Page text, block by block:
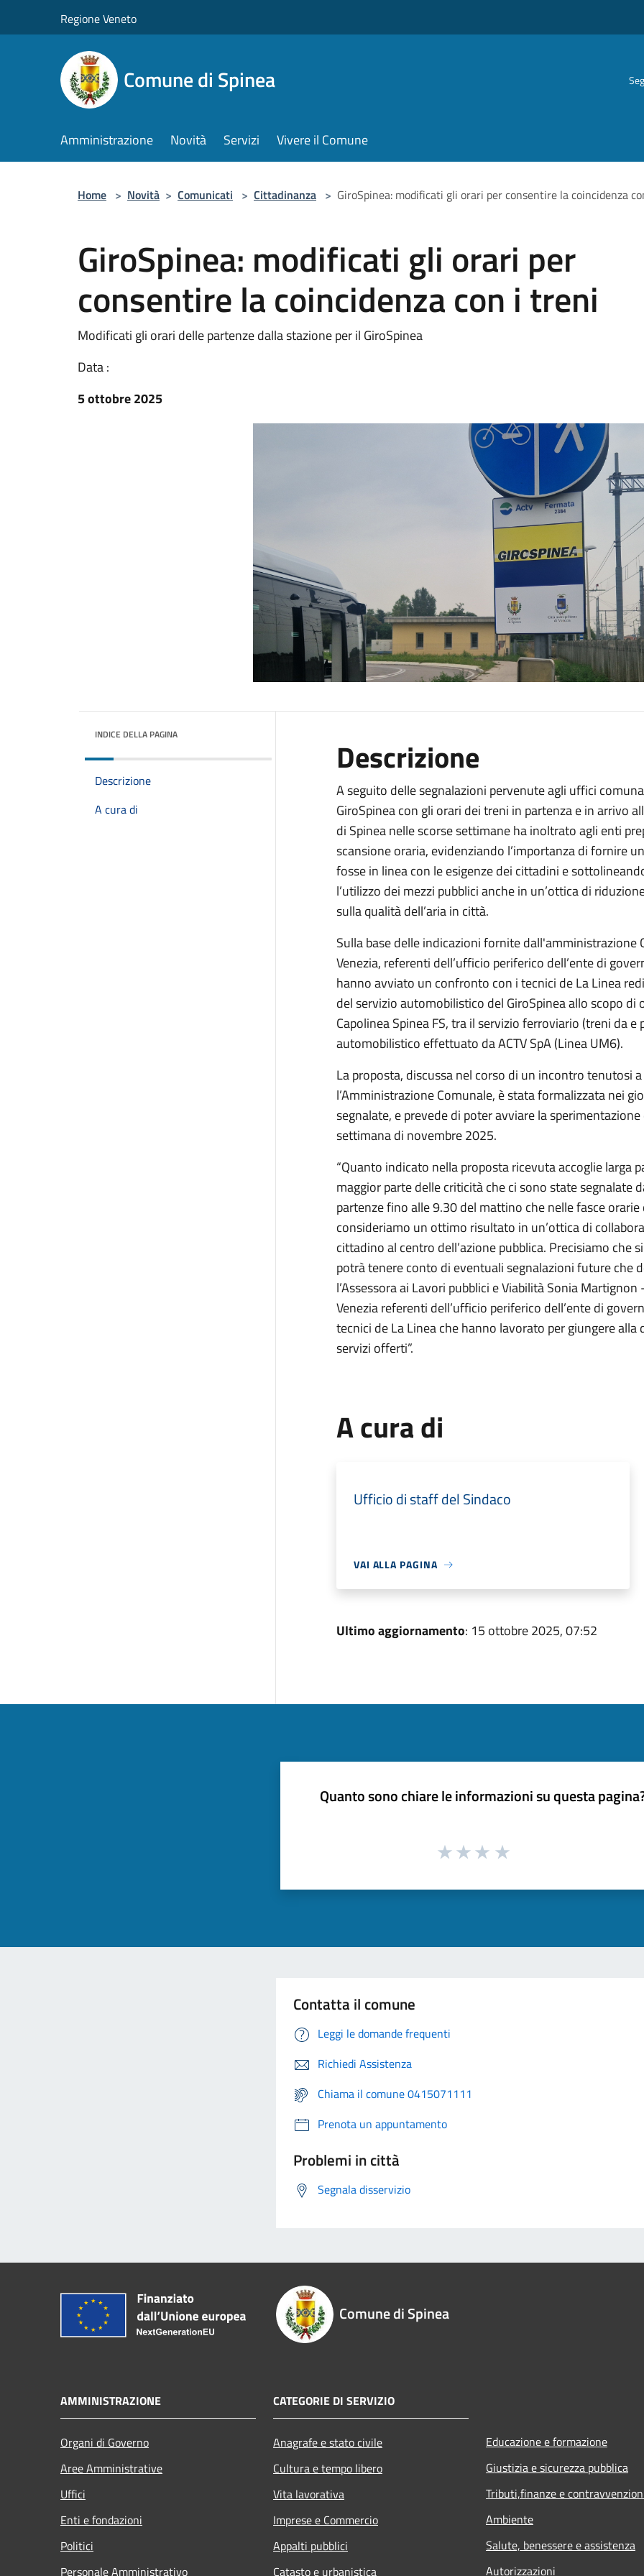
Regione Veneto
Comune di Spinea
Amministrazione Novità Servizi Vivere il Comune
Home > Novità > Comunicati > Cittadinanza > GiroSpinea: modificati gli orari per consentire la coincidenza
GiroSpinea: modificati gli orari per
consentire la coincidenza con i treni
Modificati gli orari delle partenze dalla stazione per il GiroSpinea
Data :
5 ottobre 2025
INDICE DELLA PAGINA
Descrizione
A cura di
Descrizione
A seguito delle segnalazioni pervenute agli uffici
GiroSpinea con gli orari dei treni in partenza e in arrivo
di Spinea nelle scorse settimane ha inoltrato agli enti
scansione oraria, evidenziando l’importanza di fornire
fosse in linea con le esigenze dei cittadini e
l’utilizzo dei mezzi pubblici anche in un’ottica di
sulla qualità dell’aria in città.
Sulla base delle indicazioni fornite dall'amministrazione
Venezia, referenti dell’ufficio periferico dell’ente di
hanno avviato un confronto con i tecnici de La Linea
del servizio automobilistico del GiroSpinea allo scopo
Capolinea Spinea FS, tra il servizio ferroviario (treni da e
automobilistico effettuato da ACTV SpA (Linea UM6).
La proposta, discussa nel corso di un incontro tenutosi
l’Amministrazione Comunale, è stata formalizzata nei
segnalate, e prevede di poter avviare la
settimana di novembre 2025.
“Quanto indicato nella proposta ricevuta accoglie larga
maggior parte delle criticità che ci sono state segnalate
partenze fino alle 9.30 del mattino che nelle fasce
consideriamo un ottimo risultato in un’ottica di
cittadino al centro dell’azione pubblica. Precisiamo
potrà tenere conto di eventuali segnalazioni future che
l’Assessora ai Lavori pubblici e Viabilità Sonia
Venezia referenti dell’ufficio periferico dell’ente di
tecnici de La Linea che hanno lavorato per giungere
servizi offerti”.
A cura di
Ufficio di staff del Sindaco
VAI ALLA PAGINA
Ultimo aggiornamento: 15 ottobre 2025, 07:52
Quanto sono chiare le informazioni su questa
Contatta il comune
Leggi le domande frequenti
Richiedi Assistenza
Chiama il comune 0415071111
Prenota un appuntamento
Problemi in città
Segnala disservizio
Comune di Spinea
AMMINISTRAZIONE
Organi di Governo
Aree Amministrative
Uffici
Enti e fondazioni
Politici
Personale Amministrativo
CATEGORIE DI SERVIZIO
Anagrafe e stato civile
Cultura e tempo libero
Vita lavorativa
Imprese e Commercio
Appalti pubblici
Catasto e urbanistica
Educazione e formazione
Giustizia e sicurezza pubblica
Tributi,finanze e
Ambiente
Salute, benessere e assistenza
Autorizzazioni